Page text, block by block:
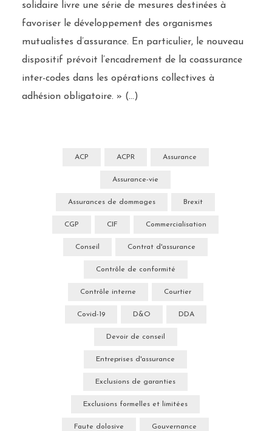
solidaire livre une série de mesures destinées à
favoriser le développement des organismes
mutualistes d’assurance. En particulier, le nouveau
dispositif prévoit l’encadrement de la coassurance
inter-codes dans les opérations collectives à
adhésion obligatoire. » (…)
ACP ACPR Assurance
Assurance-vie
Assurances de dommages Brexit
CGP CIF Commercialisation
Conseil Contrat d'assurance
Contrôle de conformité
Contrôle interne Courtier
Covid-19 D&O DDA
Devoir de conseil
Entreprises d'assurance
Exclusions de garanties
Exclusions formelles et limitées
Faute dolosive Gouvernance